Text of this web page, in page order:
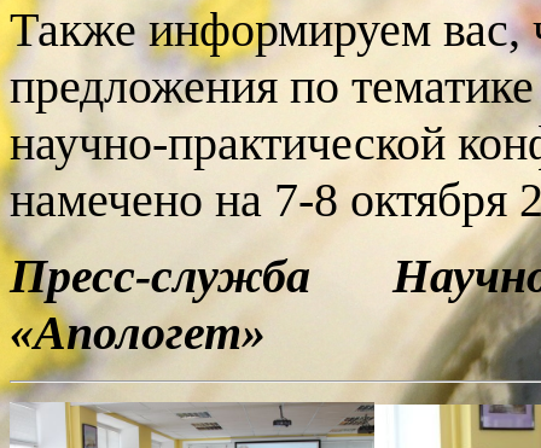
Также информируем вас,
предложения по
научно-практической
намечено на 7-8 октября
Пресс-служба
«Апологет»